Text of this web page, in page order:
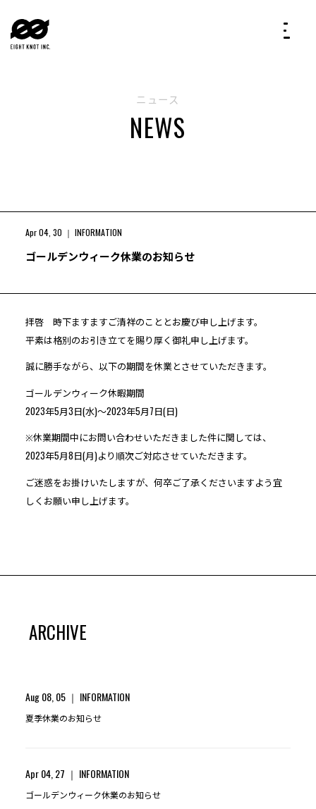
ニュース
NEWS
Apr 04, 30 INFORMATION
ゴールデンウィーク休業のお知らせ
拝啓 時下ますますご清祥のこととお慶び申し上げます。
平素は格別のお引き立てを賜り厚く御礼申し上げます。
誠に勝手ながら、以下の期間を休業とさせていただきます。
ゴールデンウィーク休暇期間
2023年5月3日(水)～2023年5月7日(日)
※休業期間中にお問い合わせいただきました件に関しては、
2023年5月8日(月)より順次ご対応させていただきます。
ご迷惑をお掛けいたしますが、何卒ご了承くださいますよう宜
しくお願い申し上げます。
ARCHIVE
Aug 08, 05 INFORMATION
夏季休業のお知らせ
Apr 04, 27 INFORMATION
ゴールデンウィーク休業のお知らせ